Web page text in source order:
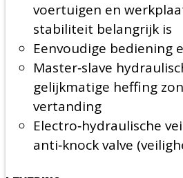
voertuigen en
stabiliteit belangrijk is
Eenvoudige bediening
Master‑slave
gelijkmatige heffing
vertanding
Electro‑hydraulische
anti‑knock valve